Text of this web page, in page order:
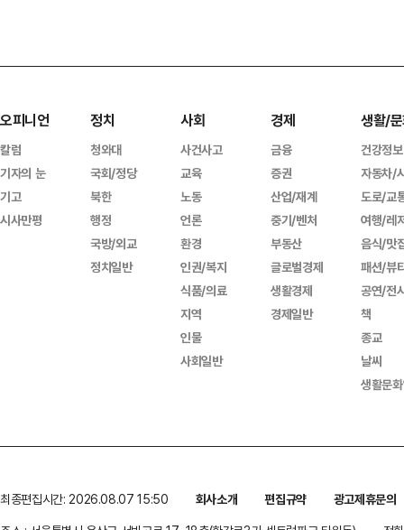
오피니언
칼럼
기자의 눈
기고
시사만평
정치
청와대
국회/정당
북한
행정
국방/외교
정치일반
사회
사건사고
교육
노동
언론
환경
인권/복지
식품/의료
지역
인물
사회일반
경제
금융
증권
산업/재계
중기/벤처
부동산
글로벌경제
생활경제
경제일반
생활/
건강정보
자동차/
도로/교
여행/레
음식/맛
패션/뷰
공연/전
책
종교
날씨
생활문
최종편집시간: 2026.08.07 15:50 회사소개 편집규약
광고제휴문의